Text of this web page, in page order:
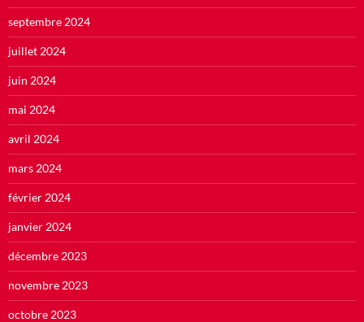
septembre 2024
juillet 2024
juin 2024
mai 2024
avril 2024
mars 2024
février 2024
janvier 2024
décembre 2023
novembre 2023
octobre 2023